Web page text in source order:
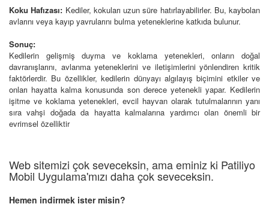
Koku Hafızası: Kediler, kokuları uzun süre hatırlayabilirler. Bu, kaybolan
avlarını veya kayıp yavrularını bulma yeteneklerine katkıda bulunur.
Sonuç:
Kedilerin gelişmiş duyma ve koklama yetenekleri, onların doğal
davranışlarını, avlanma yeteneklerini ve iletişimlerini yönlendiren kritik
faktörlerdir. Bu özellikler, kedilerin dünyayı algılayış biçimini etkiler ve
onları hayatta kalma konusunda son derece yetenekli yapar. Kedilerin
işitme ve koklama yetenekleri, evcil hayvan olarak tutulmalarının yanı
sıra vahşi doğada da hayatta kalmalarına yardımcı olan önemli bir
evrimsel özelliktir
Web sitemizi çok seveceksin, ama eminiz ki Patiliyo
Mobil Uygulama'mızı daha çok seveceksin.
Hemen indirmek ister misin?